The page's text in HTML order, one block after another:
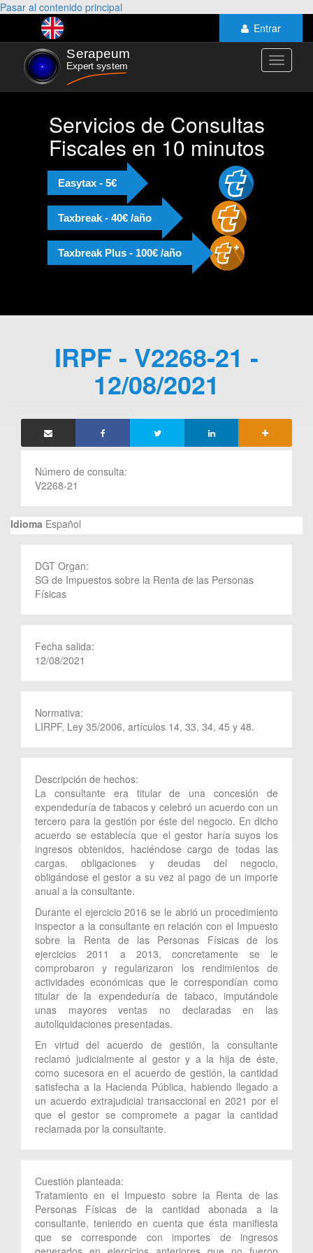
Pasar al contenido principal
Entrar
Toggle
Servicios de Consultas
Fiscales en 10 minutos
Easytax - 5€
Taxbreak - 40€ /año
Taxbreak Plus - 100€ /año
IRPF - V2268-21 -
12/08/2021
Número de consulta:
V2268-21
Idioma Español
DGT Organ:
SG de Impuestos sobre la Renta de las Personas
Físicas
Fecha salida:
12/08/2021
Normativa:
LIRPF, Ley 35/2006, artículos 14, 33, 34, 45 y 48.
Descripción de hechos:
La consultante era titular de una concesión de
expendeduría de tabacos y celebró un acuerdo con un
tercero para la gestión por éste del negocio. En dicho
acuerdo se establecía que el gestor haría suyos los
ingresos obtenidos, haciéndose cargo de todas las
cargas, obligaciones y deudas del negocio,
obligándose el gestor a su vez al pago de un importe
anual a la consultante.
Durante el ejercicio 2016 se le abrió un procedimiento
inspector a la consultante en relación con el Impuesto
sobre la Renta de las Personas Físicas de los
ejercicios 2011 a 2013, concretamente se le
comprobaron y regularizaron los rendimientos de
actividades económicas que le correspondían como
titular de la expendeduría de tabaco, imputándole
unas mayores ventas no declaradas en las
autoliquidaciones presentadas.
En virtud del acuerdo de gestión, la consultante
reclamó judicialmente al gestor y a la hija de éste,
como sucesora en el acuerdo de gestión, la cantidad
satisfecha a la Hacienda Pública, habiendo llegado a
un acuerdo extrajudicial transaccional en 2021 por el
que el gestor se compromete a pagar la cantidad
reclamada por la consultante.
Cuestión planteada:
Tratamiento en el Impuesto sobre la Renta de las
Personas Físicas de la cantidad abonada a la
consultante, teniendo en cuenta que ésta manifiesta
que se corresponde con importes de ingresos